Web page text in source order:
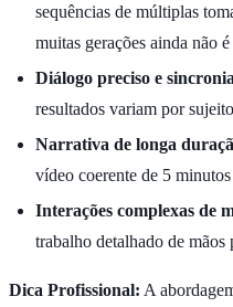
sequências de múltiplas
muitas gerações ainda não
Diálogo preciso e
resultados variam por sujeito
Narrativa de longa
vídeo coerente de 5
Interações complexas de
trabalho detalhado de mãos
Dica Profissional: A